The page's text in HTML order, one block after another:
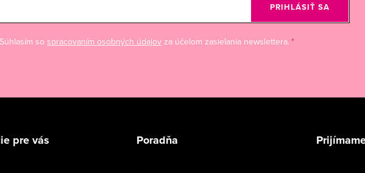
Súhlasím so spracovaním osobných údajov za účelom zasielania newslettera.
PRIHLÁSIŤ SA
pre vás Poradňa